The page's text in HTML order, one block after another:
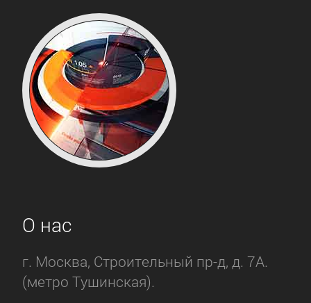
О нас
г. Москва, Строительный пр-д, д. 7А.
(метро Тушинская).